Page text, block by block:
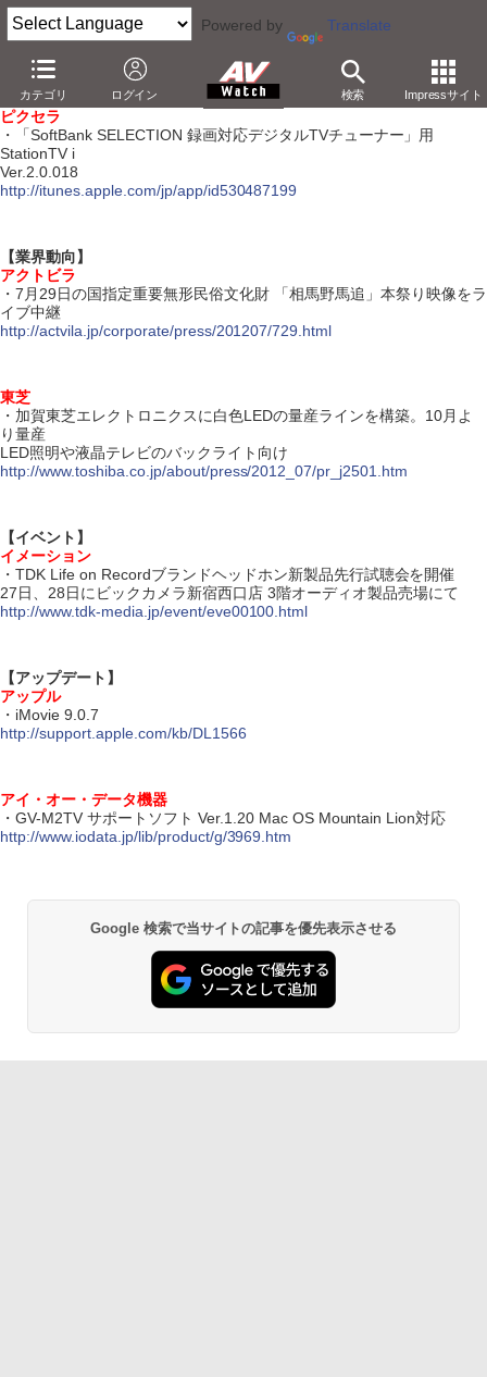
Powered by Translate
カテゴリ ログイン 検索 Impressサイト
【7月26日】
【アプリ】
ピクセラ
・「SoftBank SELECTION 録画対応デジタルTVチューナー」用
StationTV i
Ver.2.0.018
http://itunes.apple.com/jp/app/id530487199
【業界動向】
アクトビラ
・7月29日の国指定重要無形民俗文化財 「相馬野馬追」本祭り映像をラ
イブ中継
http://actvila.jp/corporate/press/201207/729.html
東芝
・加賀東芝エレクトロニクスに白色LEDの量産ラインを構築。10月よ
り量産
LED照明や液晶テレビのバックライト向け
http://www.toshiba.co.jp/about/press/2012_07/pr_j2501.htm
【イベント】
イメーション
・TDK Life on Recordブランドヘッドホン新製品先行試聴会を開催
27日、28日にビックカメラ新宿西口店 3階オーディオ製品売場にて
http://www.tdk-media.jp/event/eve00100.html
【アップデート】
アップル
・iMovie 9.0.7
http://support.apple.com/kb/DL1566
アイ・オー・データ機器
・GV-M2TV サポートソフト Ver.1.20 Mac OS Mountain Lion対応
http://www.iodata.jp/lib/product/g/3969.htm
Google 検索で当サイトの記事を優先表示させる